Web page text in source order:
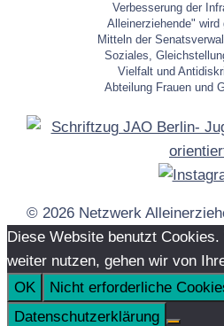
Verbesserung der
Alleinerziehende" wird
Mitteln der
Soziales,
Vielfalt und
Abteilung Frauen und
© 2026 Netzwerk
Diese Website benutzt
weiter nutzen, gehen wir von
OK
Nicht erforderliche
Datenschutzerklärung